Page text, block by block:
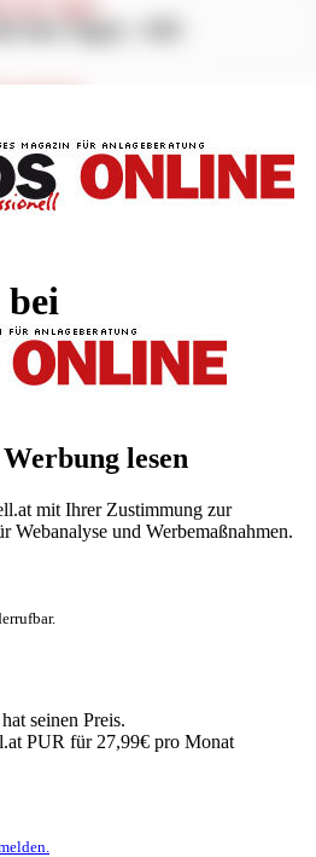
lesen
mit Ihrer Zustimmung zur
Webanalyse und Werbemaßnahmen.
seinen Preis.
PUR für 27,99€ pro Monat